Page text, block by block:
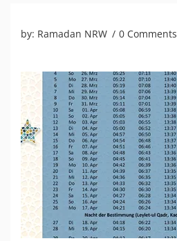
by: Ramadan NRW 0 Comments